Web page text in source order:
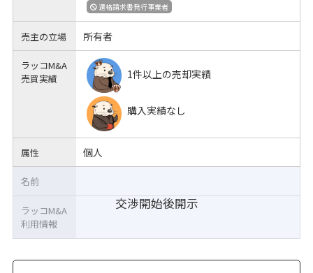
適格請求書発行事業者
売主の立場 所有者
ラッコM&A
売買実績
1件以上の売却実績
購入実績なし
属性 個人
交渉開始後開示
名前
ラッコM&A
利用情報